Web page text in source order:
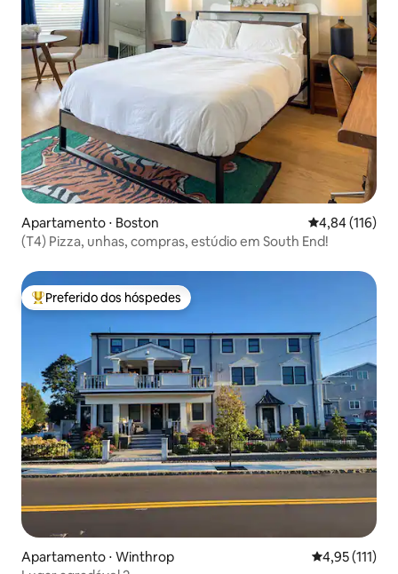
Apartamento ⋅ Boston 4,84 de uma
4,84 (116)
(T4) Pizza, unhas, compras, estúdio em South End!
Entre os melhores preferidos dos hóspedes
Preferido dos hóspedes
Apartamento ⋅ Winthrop 4,95 de uma
4,95 (111)